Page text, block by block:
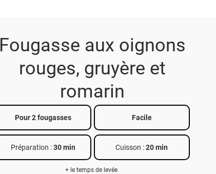
Fougasse aux oignons
rouges, gruyère et
romarin
Pour 2 fougasses Facile
Préparation :30 min Cuisson :20 min
+ le temps de levée